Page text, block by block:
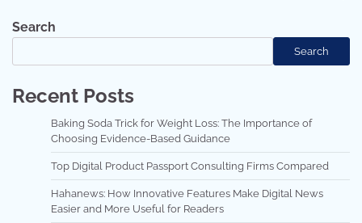
Search
Search
Recent Posts
Baking Soda Trick for Weight Loss: The Importance of
Choosing Evidence-Based Guidance
Top Digital Product Passport Consulting Firms Compared
Hahanews: How Innovative Features Make Digital News
Easier and More Useful for Readers